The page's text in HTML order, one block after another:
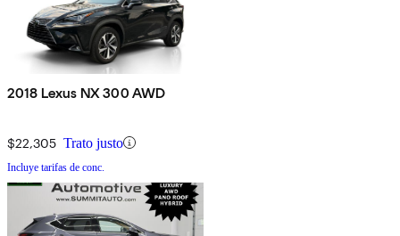
2018 Lexus NX 300 AWD
$22,305 Trato justo
Incluye tarifas de conc.